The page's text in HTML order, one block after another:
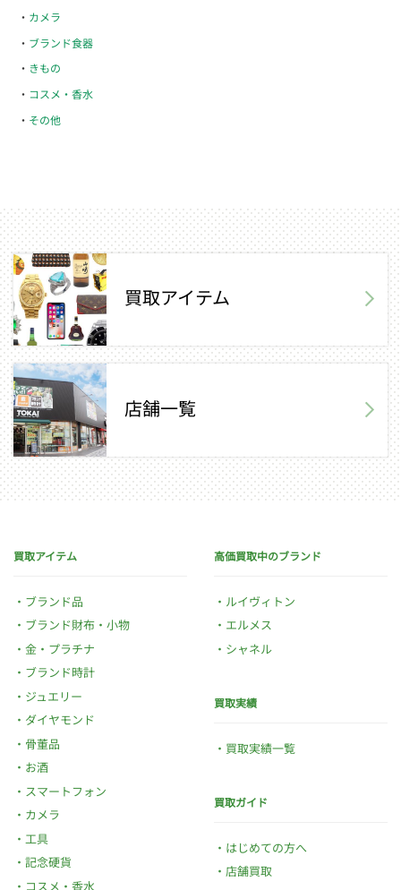
カメラ
ブランド食器
きもの
コスメ・香水
その他
買取アイテム
店舗一覧
買取アイテム
ブランド品
ブランド財布・小物
金・プラチナ
ブランド時計
ジュエリー
ダイヤモンド
骨董品
お酒
スマートフォン
カメラ
工具
記念硬貨
コスメ・香水
高価買取中のブランド
ルイヴィトン
エルメス
シャネル
買取実績
買取実績一覧
買取ガイド
はじめての方へ
店舗買取